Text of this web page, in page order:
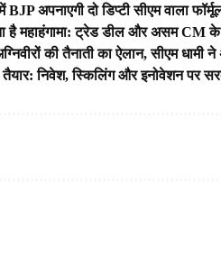
BJP अपनाएगी दो डिप्टी सीएम वाला
ट्रेड डील और असम CM के
की तैनाती का ऐलान, सीएम धामी ने
निवेश, स्किलिंग और इनोवेशन पर